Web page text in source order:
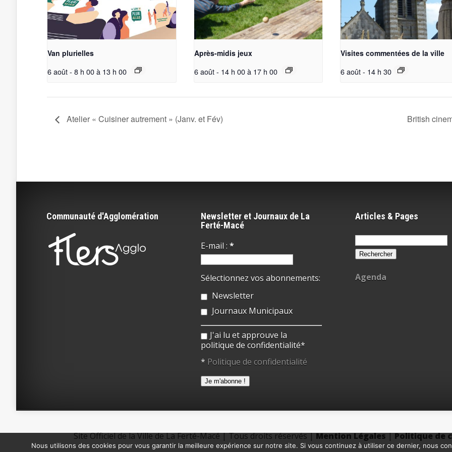
Van plurielles
6 août - 8 h 00à 13 h 00
Après-midis jeux
6 août - 14 h 00 à 17 h 00
Visites commentées de la ville
6 août - 14 h 30
Atelier « Cuisiner autrement » (Janv. et Fév) British
Communauté d'Agglomération
Newsletter et Journaux de La
Ferté-Macé
E-mail : *
Sélectionnez vos abonnements:
Newsletter
Journaux Municipaux
J'ai lu et approuve la
politique de confidentialité*
* Politique de confidentialité
Articles & Pages
Rechercher :
Agenda
Site Officiel de la Ville de La Ferté-Macé | Tous droits réservés |Mention Légales|Politique de
Nous utilisons des cookies pour vous garantir la meilleure expérience sur notre site. Si vous continuez à utiliser ce dernier, nous